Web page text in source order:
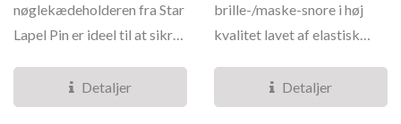
nøglekædeholderen fra Star
Lapel Pin er ideel til at sikre
Detaljer
brille-/maske-snore i høj
kvalitet lavet af elastisk
Detaljer